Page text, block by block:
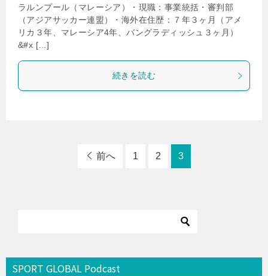
ラルンプール（マレーシア）・現職：事業統括・審判部
（アジアサッカー連盟）・海外在住歴：７年３ヶ月（アメ
リカ３年、マレーシア4年、バングラディッシュ３ヶ月）
&#x […]
続きを読む
前へ 1 2 3
SPORT GLOBAL Podcast